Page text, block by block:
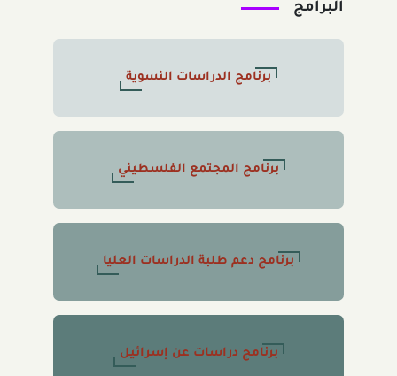
البرامج
برنامج الدراسات النسوية
برنامج المجتمع الفلسطيني
برنامج دعم طلبة الدراسات العليا
برنامج دراسات عن إسرائيل